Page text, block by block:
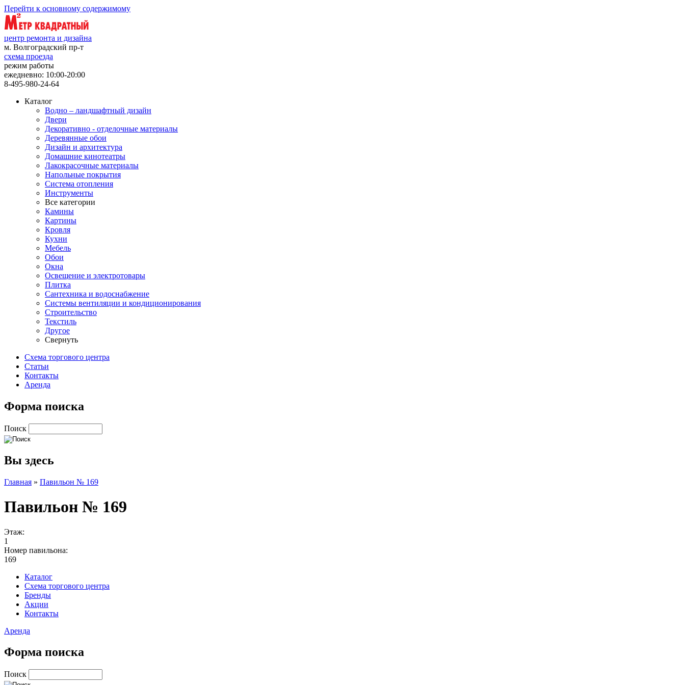
Перейти к основному содержимому
центр ремонта и дизайна
м. Волгоградский пр-т
схема проезда
режим работы
ежедневно: 10:00-20:00
8-495-980-24-64
Каталог
Водно – ландшафтный дизайн
Двери
Декоративно - отделочные материалы
Деревянные обои
Дизайн и архитектура
Домашние кинотеатры
Лакокрасочные материалы
Напольные покрытия
Система отопления
Инструменты
Все категории
Камины
Картины
Кровля
Кухни
Мебель
Обои
Окна
Освещение и электротовары
Плитка
Сантехника и водоснабжение
Системы вентиляции и кондиционирования
Строительство
Текстиль
Другое
Свернуть
Схема торгового центра
Статьи
Контакты
Аренда
Форма поиска
Поиск
Вы здесь
Главная » Павильон № 169
Павильон № 169
Этаж:
1
Номер павильона:
169
Каталог
Схема торгового центра
Бренды
Акции
Контакты
Аренда
Форма поиска
Поиск